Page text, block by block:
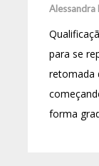
Alessandra
para se
retomada
forma